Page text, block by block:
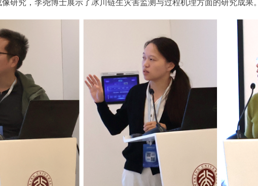
研究，李尧博士展示了冰川链生灾害监测与过程机理方面的研究成果。